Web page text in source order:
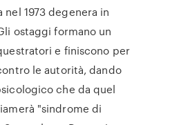
1973 degenera in
ostaggi formano un
e finiscono per
le autorità, dando
che da quel
"sindrome di